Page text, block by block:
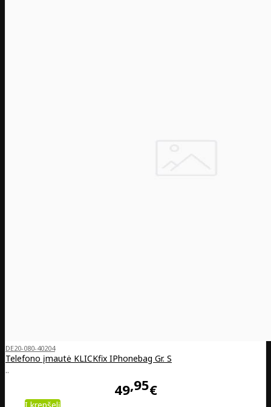
DE20-080-40204
Telefono įmautė KLICKfix IPhonebag Gr. S
..
49 95€